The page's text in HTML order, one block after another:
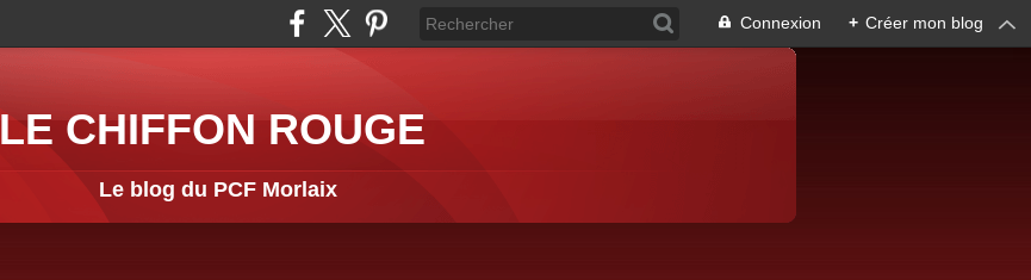
Connexion + Créer mon blog
LE CHIFFON ROUGE
Le blog du PCF Morlaix